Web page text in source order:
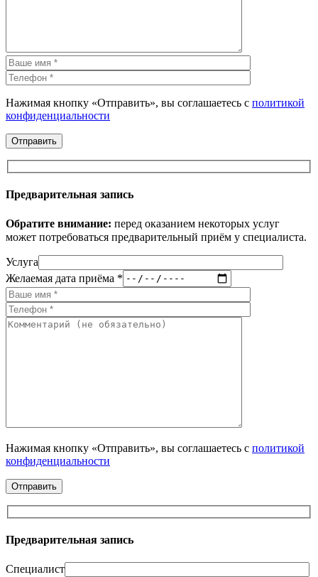
Нажимая кнопку «Отправить», вы соглашаетесь с политикой
конфиденциальности
Предварительная запись
Обратите внимание: перед оказанием некоторых услуг
может потребоваться предварительный приём у специалиста.
Услуга
Желаемая дата приёма *
Нажимая кнопку «Отправить», вы соглашаетесь с политикой
конфиденциальности
Предварительная запись
Специалист